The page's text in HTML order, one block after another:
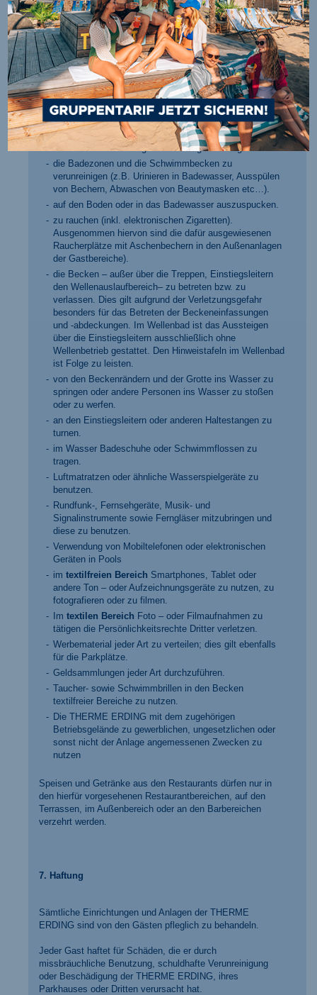
den Barfußgang vor den Garderobenschränken, die
Duschräume, sowie den gesamten Gastbereich mit
Straßenschuhen zu betreten.
sich zu rasieren oder die Haare zu färben.
Pediküre/ Maniküre außerhalb der dafür vorgesehenen
Behandlungsräume durchzuführen.
Speisen und Getränke (insbesondere alkoholische
Getränke) sowie Gegenstände, die unter
Gewalteinwirkung leicht zerbrechen (z.B. Glas,
Porzellan) mitzubringen.
Waffen oder Werkzeuge in die Anlage zu bringen.
die Badezonen und die Schwimmbecken zu
verunreinigen (z.B. Urinieren in Badewasser, Ausspülen
von Bechern, Abwaschen von Beautymasken etc…).
auf den Boden oder in das Badewasser auszuspucken.
zu rauchen (inkl. elektronischen Zigaretten).
Ausgenommen hiervon sind die dafür ausgewiesenen
Raucherplätze mit Aschenbechern in den Außenanlagen
der Gastbereiche).
die Becken – außer über die Treppen, Einstiegsleitern
den Wellenauslaufbereich– zu betreten bzw. zu
verlassen. Dies gilt aufgrund der Verletzungsgefahr
besonders für das Betreten der Beckeneinfassungen
und -abdeckungen. Im Wellenbad ist das Aussteigen
über die Einstiegsleitern ausschließlich ohne
Wellenbetrieb gestattet. Den Hinweistafeln im Wellenbad
ist Folge zu leisten.
von den Beckenrändern und der Grotte ins Wasser zu
springen oder andere Personen ins Wasser zu stoßen
oder zu werfen.
an den Einstiegsleitern oder anderen Haltestangen zu
turnen.
im Wasser Badeschuhe oder Schwimmflossen zu
tragen.
Luftmatratzen oder ähnliche Wasserspielgeräte zu
benutzen.
Rundfunk-, Fernsehgeräte, Musik- und
Signalinstrumente sowie Ferngläser mitzubringen und
diese zu benutzen.
Verwendung von Mobiltelefonen oder elektronischen
Geräten in Pools
im textilfreien Bereich Smartphones, Tablet oder
andere Ton – oder Aufzeichnungsgeräte zu nutzen, zu
fotografieren oder zu filmen.
Im textilen Bereich Foto – oder Filmaufnahmen zu
tätigen die Persönlichkeitsrechte Dritter verletzen.
Werbematerial jeder Art zu verteilen; dies gilt ebenfalls
für die Parkplätze.
Geldsammlungen jeder Art durchzuführen.
Taucher- sowie Schwimmbrillen in den Becken
textilfreier Bereiche zu nutzen.
Die THERME ERDING mit dem zugehörigen
Betriebsgelände zu gewerblichen, ungesetzlichen oder
sonst nicht der Anlage angemessenen Zwecken zu
nutzen
Speisen und Getränke aus den Restaurants dürfen nur in
den hierfür vorgesehenen Restaurantbereichen, auf den
Terrassen, im Außenbereich oder an den Barbereichen
verzehrt werden.
7. Haftung
Sämtliche Einrichtungen und Anlagen der THERME
ERDING sind von den Gästen pfleglich zu behandeln.
Jeder Gast haftet für Schäden, die er durch
missbräuchliche Benutzung, schuldhafte Verunreinigung
oder Beschädigung der THERME ERDING, ihres
Parkhauses oder Dritten verursacht hat.